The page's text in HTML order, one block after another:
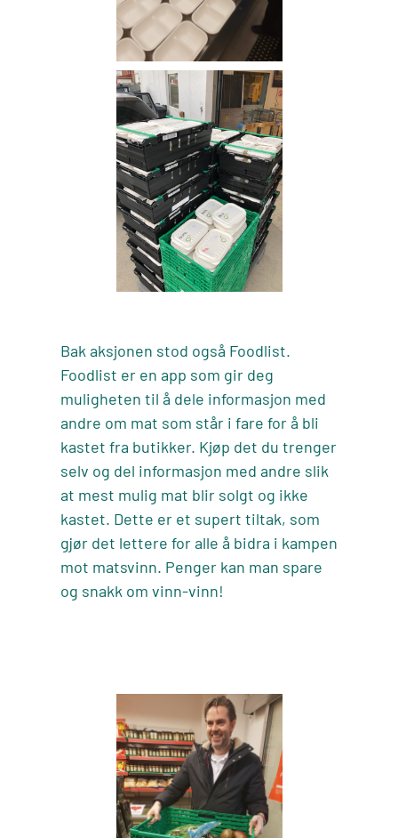
Bak aksjonen stod også Foodlist.
Foodlist er en app som gir deg
muligheten til å dele informasjon med
andre om mat som står i fare for å bli
kastet fra butikker. Kjøp det du trenger
selv og del informasjon med andre slik
at mest mulig mat blir solgt og ikke
kastet. Dette er et supert tiltak, som
gjør det lettere for alle å bidra i kampen
mot matsvinn. Penger kan man spare
og snakk om vinn-vinn!